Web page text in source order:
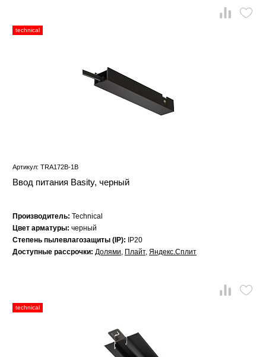
technical
Артикул: TRA172B-1B
Ввод питания Basity, черный
Производитель: Technical
Цвет арматуры: черный
Степень пылевлагозащиты (IP):
IP20
Доступные рассрочки: Долями, Плайт, Яндекс.Сплит
technical